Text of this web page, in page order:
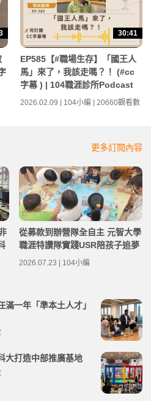
30:41
EP585【#職場生存】「國王人
馬」來了，我該走嗎？！ (#cc
字幕 ) | 104職涯診所Podcast
2026.02.09 | 104小編 | 20660觀看數
更多訂閱內容
從募款到辦營隊全自主 元智大學
職涯特讚隊實踐USR陪孩子追夢
2026.07.23 | 104小編
一年「準本土人才」
打造中部推廣基地